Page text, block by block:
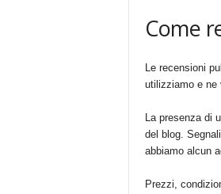
Come
Le recensioni
utilizziamo e ne
La presenza di
del blog.
abbiamo alcun
Prezzi,